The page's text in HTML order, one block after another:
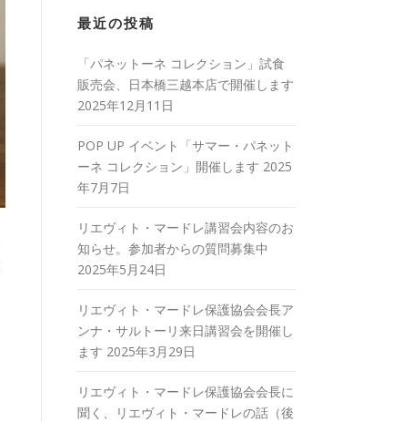
最近の投稿
「パネットーネ コレクション」試食
販売会、日本橋三越本店で開催します
2025年12月11日
POP UP イベント「サマー・パネット
ーネ コレクション」開催します 2025
年7月7日
リエヴィト・マードレ講習会内容のお
知らせ。参加者からの質問募集中
2025年5月24日
リエヴィト・マードレ保護協会会長ア
ンナ・サルトーリ来日講習会を開催し
ます 2025年3月29日
リエヴィト・マードレ保護協会会長に
聞く、リエヴィト・マードレの話（後